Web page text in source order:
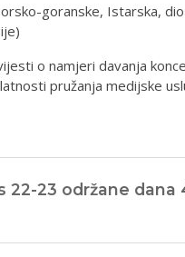
goranske, Istarska,
o namjeri davanja
pružanja medijske
22-23 održane dana